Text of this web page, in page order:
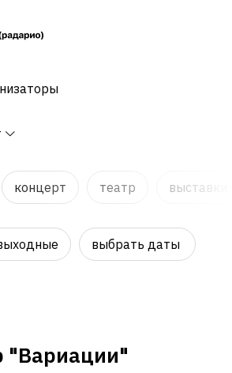
концерт театр
выбрать даты
"Вариации"